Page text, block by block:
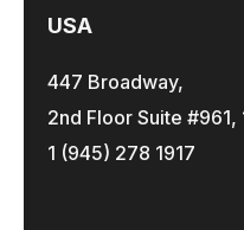
USA
447 Broadway,
2nd Floor Suite
1 (945) 278 1917